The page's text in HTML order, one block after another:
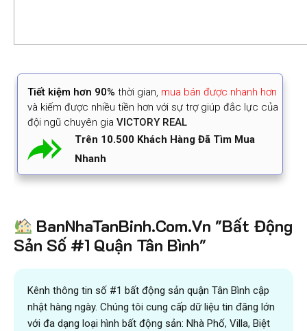
Tiết kiệm hơn 90% thời gian, mua bán được nhanh hơn
và kiếm được nhiều tiền hơn với sự trợ giúp đắc lực của
đội ngũ chuyên gia VICTORY REAL
Trên 10.500 Khách Hàng Đã Tìm Mua
Nhanh
BanNhaTanBinh.Com.Vn "Bất Động
Sản Số #1 Quận Tân Bình"
Kênh thông tin số #1 bất động sản quận Tân Bình cập
nhật hàng ngày. Chúng tôi cung cấp dữ liệu tin đăng lớn
với đa dạng loại hình bất động sản: Nhà Phố, Villa, Biệt